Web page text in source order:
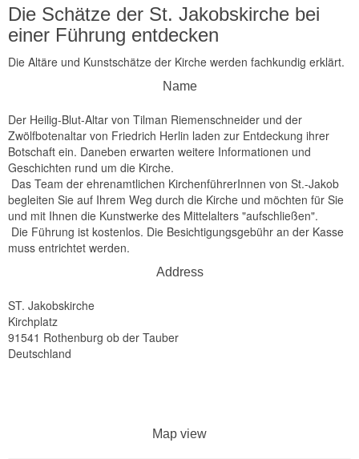
Die Schätze der St. Jakobskirche bei
einer Führung entdecken
Die Altäre und Kunstschätze der Kirche werden fachkundig erklärt.
Name
Der Heilig-Blut-Altar von Tilman Riemenschneider und der
Zwölfbotenaltar von Friedrich Herlin laden zur Entdeckung ihrer
Botschaft ein. Daneben erwarten weitere Informationen und
Geschichten rund um die Kirche.
Das Team der ehrenamtlichen KirchenführerInnen von St.-Jakob
begleiten Sie auf Ihrem Weg durch die Kirche und möchten für Sie
und mit Ihnen die Kunstwerke des Mittelalters "aufschließen".
Die Führung ist kostenlos. Die Besichtigungsgebühr an der Kasse
muss entrichtet werden.
Address
ST. Jakobskirche
Kirchplatz
91541 Rothenburg ob der Tauber
Deutschland
Map view